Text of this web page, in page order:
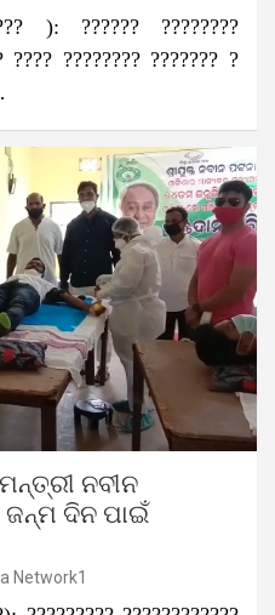
): ?????? ????????
???? ???????? ??????? ?
ନବୀନ
ଦିନ ପାଇଁ
Network1